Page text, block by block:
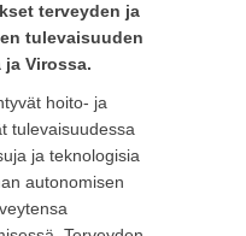
terveyden ja
tulevaisuuden
ja Virossa.
hoito- ja
tulevaisuudessa
ja teknologisia
autonomisen